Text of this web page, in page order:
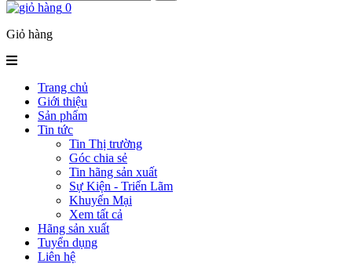
0
Giỏ hàng
Trang chủ
Giới thiệu
Sản phẩm
Tin tức
Tin Thị trường
Góc chia sẻ
Tin hãng sản xuất
Sự Kiện - Triển Lãm
Khuyến Mại
Xem tất cả
Hãng sản xuất
Tuyển dụng
Liên hệ